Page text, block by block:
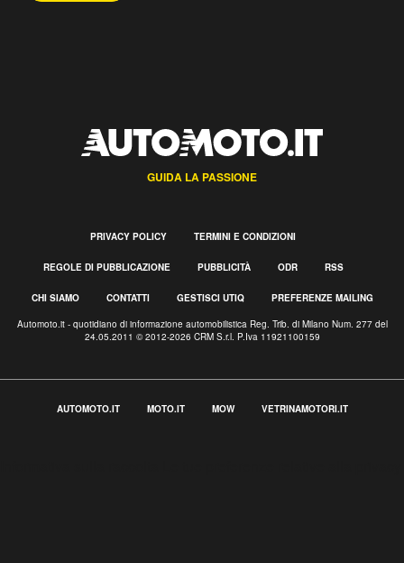
GUIDA LA PASSIONE
PRIVACY POLICY TERMINI E CONDIZIONI
REGOLE DI PUBBLICAZIONE PUBBLICITÀ ODR RSS
CHI SIAMO CONTATTI GESTISCI UTIQ PREFERENZE MAILING
Automoto.it - quotidiano di informazione automobilistica Reg. Trib. di Milano Num. 277 del
24.05.2011 © 2012-2026 CRM S.r.l. P.Iva 11921100159
AUTOMOTO.IT MOTO.IT MOW VETRINAMOTORI.IT